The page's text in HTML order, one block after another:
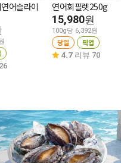
어슬라이
연어회필렛250g
15,980원
100g당 6,392원
당일 픽업
4.7 리뷰 70